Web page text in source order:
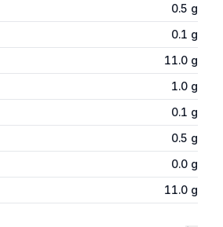
0.5 g
0.1 g
11.0 g
1.0 g
0.1 g
0.5 g
0.0 g
11.0 g